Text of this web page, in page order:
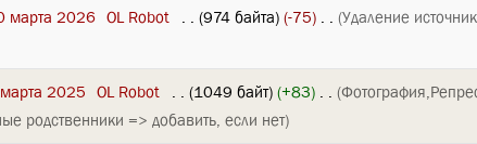
марта 2026 OL Robot . . (974 байта) (-75) . . (Удаление
2025 OL Robot . . (1049 байт) (+83) . .
родственники => добавить, если нет)